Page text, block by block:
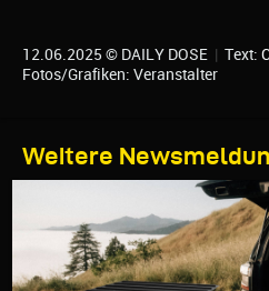
12.06.2025 © DAILY DOSE | Text:
Fotos/Grafiken: Veranstalter
Weitere